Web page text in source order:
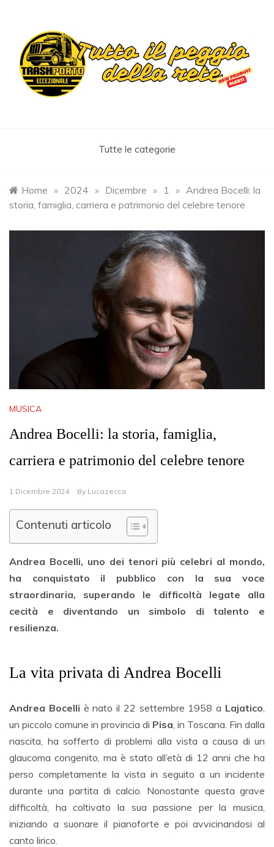
content
Tutte le categorie
Home » 2024 » Dicembre » 1 » Andrea Bocelli: la
storia, famiglia, carriera e patrimonio del celebre tenore
MUSICA
Andrea Bocelli: la storia, famiglia,
carriera e patrimonio del celebre tenore
1 Dicembre 2024 By Lucazecca
Contenuti articolo
Andrea Bocelli, uno dei tenori più celebri al mondo,
ha conquistato il pubblico con la sua voce
straordinaria, superando le difficoltà legate alla
cecità e diventando un simbolo di talento e
resilienza.
La vita privata di Andrea Bocelli
Andrea Bocelli è nato il 22 settembre 1958 a Lajatico
un piccolo comune in provincia di Pisa , in Toscana. Fin dalla
nascita, ha sofferto di problemi alla vista a causa di un
glaucoma congenito, ma è stato all’età di 12 anni che ha
perso completamente la vista in seguito a un incidente
durante una partita di calcio. Nonostante questa grave
difficoltà, ha coltivato la sua passione per la musica,
iniziando a suonare il pianoforte e poi avvicinandosi al
canto lirico.